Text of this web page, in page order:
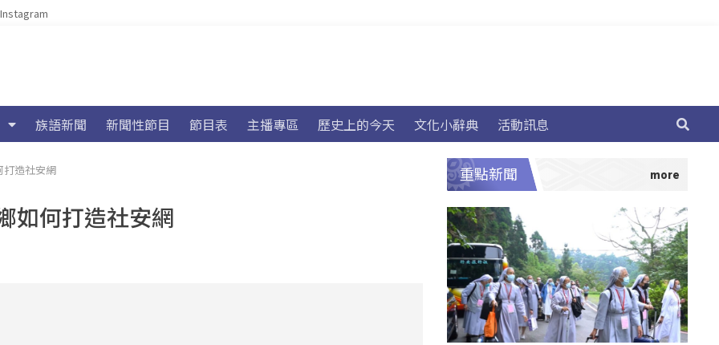
Instagram
族語新聞 新聞性節目 節目表 主播專區 歷史上的今天 文化小辭典 活動訊息
打造社安網
如何打造社安網
重點新聞